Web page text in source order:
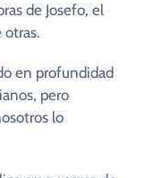
de Josefo, el
otras.
en profundidad
pero
lo